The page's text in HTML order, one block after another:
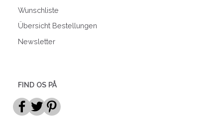
Wunschliste
Übersicht Bestellungen
Newsletter
FIND OS PÅ